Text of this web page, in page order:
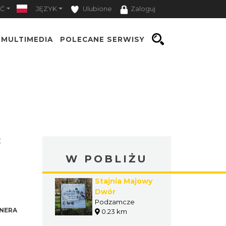
JĘZYK Ulubione Zaloguj
MULTIMEDIA POLECANE SERWISY
W POBLIŻU
Stajnia Majowy
Dwór
Podzamcze
0.23 km